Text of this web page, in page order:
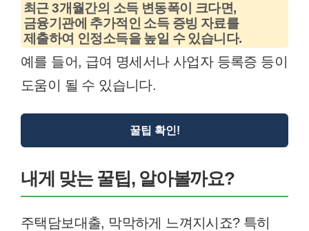
최근 3개월간의 소득 변동폭이 크다면,
금융기관에 추가적인 소득 증빙 자료를
제출하여 인정소득을 높일 수 있습니다.
예를 들어, 급여 명세서나 사업자 등록증 등이
도움이 될 수 있습니다.
꿀팁 확인!
내게 맞는 꿀팁, 알아볼까요?
주택담보대출, 막막하게 느껴지시죠? 특히